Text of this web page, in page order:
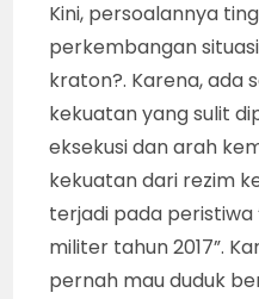
Kini, persoalannya
perkembangan
kraton?. Karena, ada
kekuatan yang sulit
eksekusi dan arah
kekuatan dari rezim
terjadi pada peristiwa
militer tahun 2017”.
pernah mau duduk